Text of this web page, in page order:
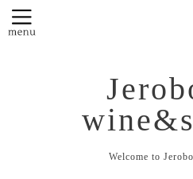
Welcome to